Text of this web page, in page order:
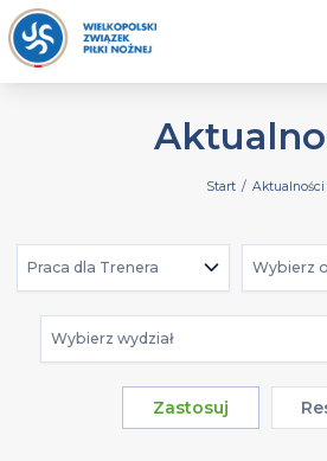
Start / Aktualności
Praca dla Trenera Wybierz
Wybierz wydział
Zastosuj